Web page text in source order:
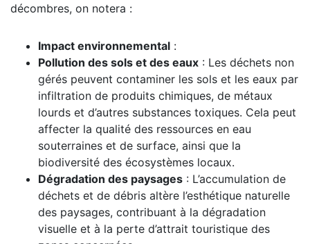
décombres, on notera :
Impact environnemental :
Pollution des sols et des eaux : Les déchets non
gérés peuvent contaminer les sols et les eaux par
infiltration de produits chimiques, de métaux
lourds et d’autres substances toxiques. Cela peut
affecter la qualité des ressources en eau
souterraines et de surface, ainsi que la
biodiversité des écosystèmes locaux.
Dégradation des paysages : L’accumulation de
déchets et de débris altère l’esthétique naturelle
des paysages, contribuant à la dégradation
visuelle et à la perte d’attrait touristique des